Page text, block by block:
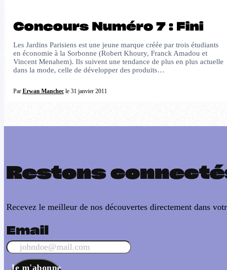
Concours Numéro 7 : Fini
Les Jardins Parisiens est une jeune marque créée par trois étudiants
en économie à la Sorbonne (Robert Khoury, Franck Amadou et
Vincent Menahem). Ils suivent une tendance de plus en plus actuelle
dans la mode, celle de développer des produits…
Par Erwan Manchecle 31 janvier 2011
Restons
Recevez le meilleur de nos découvertes directement dans
Email
Je m'abonne